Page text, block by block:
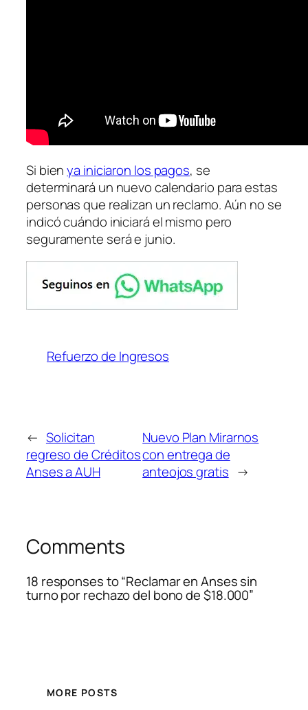
Si bienya iniciaron los pagos, se
determinará un nuevo calendario para estas
personas que realizan un reclamo. Aún no se
indicó cuándo iniciará el mismo pero
seguramente será e junio.
Refuerzo de Ingresos
← Solicitan
regreso de Créditos
Anses a AUH
Nuevo Plan Mirarnos
con entrega de
anteojos gratis →
Comments
18 responses to “Reclamar en Anses sin
turno por rechazo del bono de $18.000”
MORE POSTS